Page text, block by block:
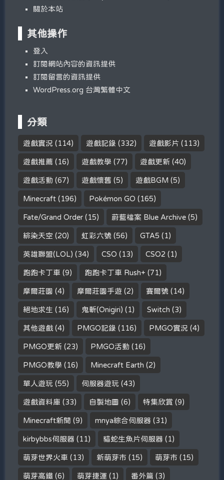
關於本站
其他操作
登入
訂閱網站內容的資訊提供
訂閱留言的資訊提供
WordPress.org 台灣繁體中文
分類
遊戲實況 (114) 遊戲記錄 (332) 遊戲影片 (113)
遊戲推薦 (16) 遊戲教學 (77) 遊戲更新 (40)
遊戲活動 (67) 遊戲懷舊 (5) 遊戲BGM (5)
Minecraft (196) Pokémon GO (165)
Fate/Grand Order (15) 蔚藍檔案 Blue Archive (5)
緋染天空 (20) 虹彩六號 (56) GTA5 (1)
英雄聯盟(LOL) (34) CSO (13) CSO2 (1)
跑跑卡丁車 (9) 跑跑卡丁車 Rush+ (71)
摩爾莊園 (4) 摩爾莊園手遊 (2) 賽爾號 (14)
絕地求生 (16) 鬼斬(Onigiri) (1) Switch (3)
其他遊戲 (4) PMGO記錄 (116) PMGO實況 (4)
PMGO更新 (23) PMGO活動 (16)
PMGO教學 (16) Minecraft Earth (2)
單人遊玩 (55) 伺服器遊玩 (43)
遊戲資料庫 (33) 自製地圖 (6) 特集欣賞 (9)
Minecraft新聞 (9) mnya綜合伺服器 (31)
kirbybbs伺服器 (11) 貓蛇生魚片伺服器 (1)
萌芽世界火車 (13) 新萌芽市 (15) 萌芽市 (15)
萌芽高鐵 (6) 萌芽捷運 (1) 番外篇 (3)